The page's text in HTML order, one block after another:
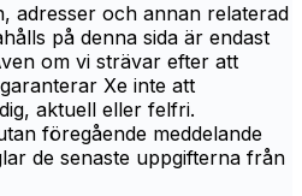
adresser och annan relaterad
på denna sida är endast
om vi strävar efter att
Xe inte att
aktuell eller felfri.
föregående meddelande
de senaste uppgifterna från